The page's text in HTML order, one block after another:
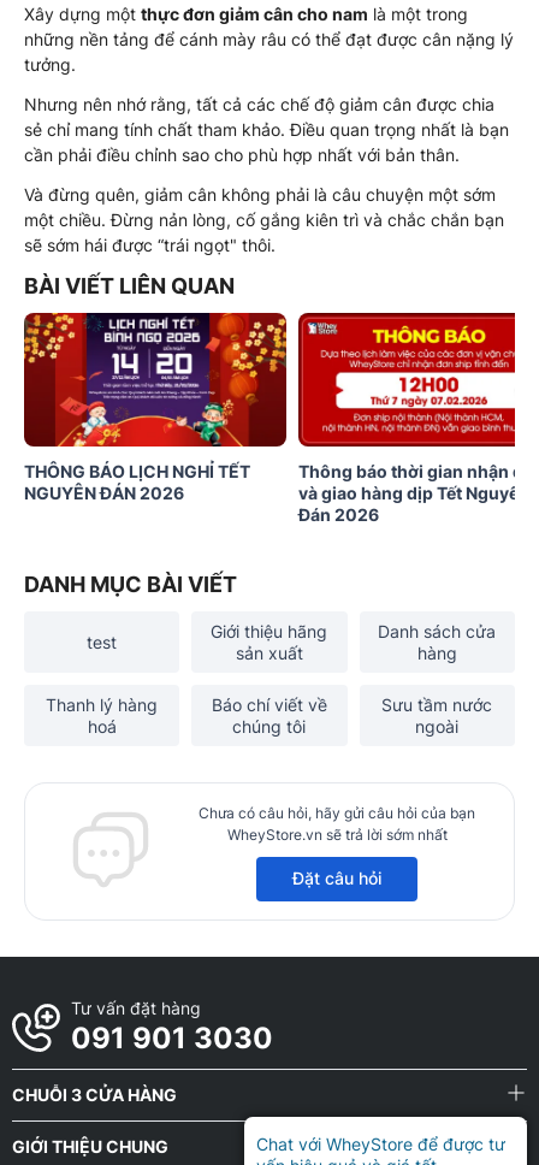
Xây dựng một thực đơn giảm cân cho nam là một trong
những nền tảng để cánh mày râu có thể đạt được cân nặng lý
tưởng.
Nhưng nên nhớ rằng, tất cả các chế độ giảm cân được chia
sẻ chỉ mang tính chất tham khảo. Điều quan trọng nhất là bạn
cần phải điều chỉnh sao cho phù hợp nhất với bản thân.
Và đừng quên, giảm cân không phải là câu chuyện một sớm
một chiều. Đừng nản lòng, cố gắng kiên trì và chắc chắn bạn
sẽ sớm hái được “trái ngọt" thôi.
BÀI VIẾT LIÊN QUAN
THÔNG BÁO LỊCH NGHỈ TẾT
NGUYÊN ĐÁN 2026
Thông báo thời gian nhận
và giao hàng dịp Tết Nguyên
Đán 2026
DANH MỤC BÀI VIẾT
test
Giới thiệu hãng
sản xuất
Danh sách cửa
hàng
Thanh lý hàng
hoá
Báo chí viết về
chúng tôi
Sưu tầm nước
ngoài
Chưa có câu hỏi, hãy gửi câu hỏi của bạn
WheyStore.vn sẽ trả lời sớm nhất
Đặt câu hỏi
Tư vấn đặt hàng
091 901 3030
CHUỖI 3 CỬA HÀNG
GIỚI THIỆU CHUNG
Chat với WheyStore để được tư